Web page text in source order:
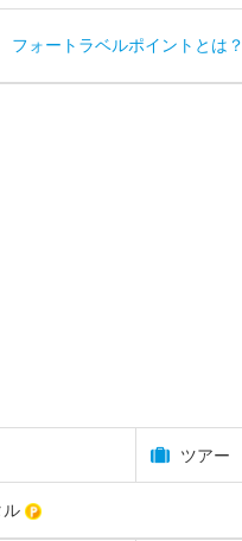
フォートラベルポイントとは？
ツアー
ル